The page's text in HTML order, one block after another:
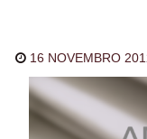
16 NOVEMBRO